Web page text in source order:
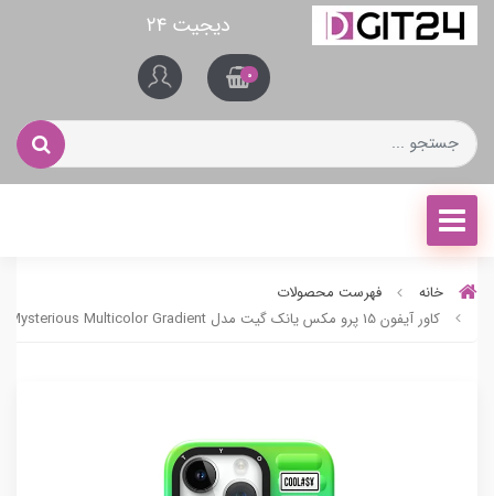
دیجیت ۲۴
0
خانه
فهرست محصولات
کاور آیفون 15 پرو مکس یانک گیت مدل Mysterious Multicolor Gradient